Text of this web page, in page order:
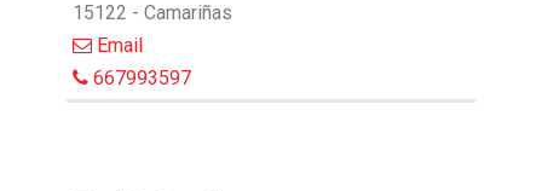
15122 - Camariñas
Email
667993597